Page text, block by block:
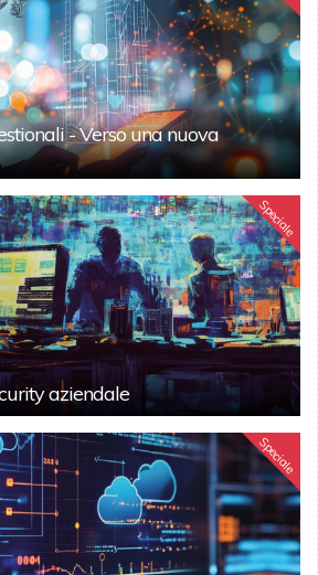
- Verso una nuova
Speciale
aziendale
Speciale